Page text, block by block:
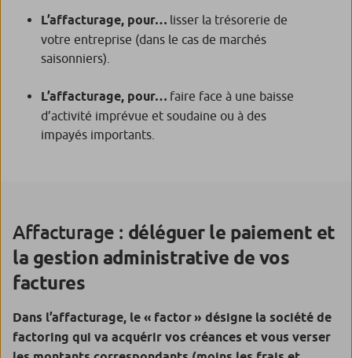
L’affacturage, pour… lisser la trésorerie de
votre entreprise (dans le cas de marchés
saisonniers).
L’affacturage, pour… faire face à une baisse
d’activité imprévue et soudaine ou à des
impayés importants.
Affacturage : déléguer le paiement et
la gestion administrative de vos
factures
Dans l’affacturage, le « factor » désigne la société de
factoring qui va acquérir vos créances et vous verser